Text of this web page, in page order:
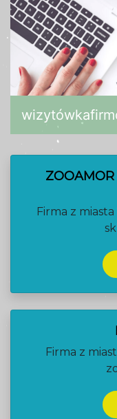
ZOOAMOR
Firma z
Firma z